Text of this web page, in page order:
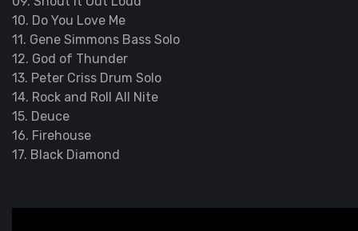
10. Do You Love Me
11. Gene Simmons Bass Solo
12. God of Thunder
13. Peter Criss Drum Solo
14. Rock and Roll All Nite
15. Deuce
16. Firehouse
17. Black Diamond